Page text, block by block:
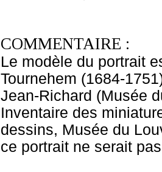
COMMENTAIRE :
Le modèle du portrait
Tournehem (1684-
Jean-Richard (Musée
Inventaire des
dessins, Musée du
ce portrait ne serait